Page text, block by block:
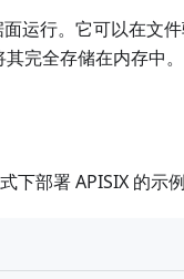
运行。它可以在文
完全存储在内存中。
下部署 APISIX 的示